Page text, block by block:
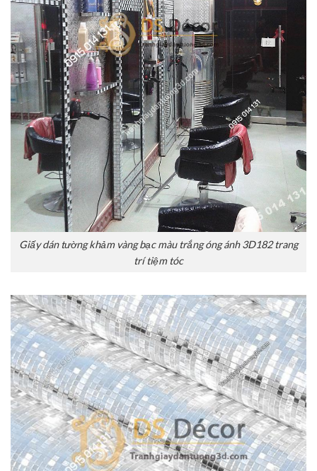
Giấy dán tường khảm vàng bạc màu trắng óng ánh 3D182 trang
trí tiệm tóc